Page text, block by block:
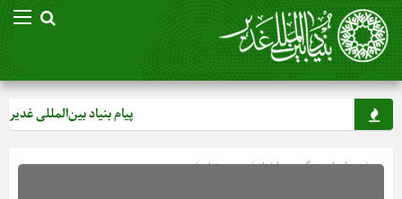
پیام بنیاد بین‌المللی غدیر
صفحه اصلی» گروه »اخبار غدیر»بنیاد غدیر